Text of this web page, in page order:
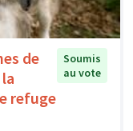
de
refuge
Soumis
au vote